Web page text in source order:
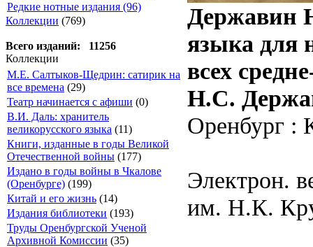
Редкие нотные издания (96)
Коллекции (769)
Всего изданий: 11256
Коллекции
М.Е. Салтыков-Щедрин: сатирик на
все времена (29)
Театр начинается с афиши (0)
В.И. Даль: хранитель
великорусского языка (11)
Книги, изданные в годы Великой
Отечественной войны (177)
Издано в годы войны в Чкалове
(Оренбурге) (199)
Китай и его жизнь (14)
Издания библиотеки (193)
Труды Оренбургской Ученой
Архивной Комиссии (35)
Державин
языка для
всех
Н.С.
Оренбург :
Электрон.
им. Н.К.